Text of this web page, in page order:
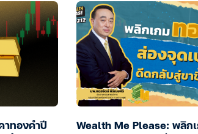
าทองคำปี
Wealth Me Please: พลิก